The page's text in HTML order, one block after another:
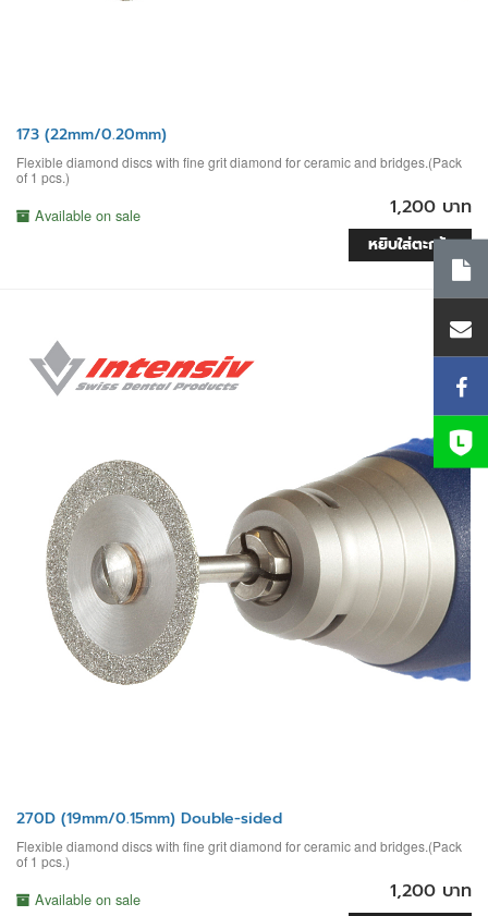
173 (22mm/0.20mm)
Flexible diamond discs with fine grit diamond for ceramic and bridges.(Pack
of 1 pcs.)
Available on sale 1,200 บาท
หยิบใส่ตะกร้า
270D (19mm/0.15mm) Double-sided
Flexible diamond discs with fine grit diamond for ceramic and bridges.(Pack
of 1 pcs.)
Available on sale 1,200 บาท